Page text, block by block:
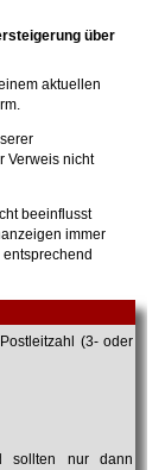
über
aktuellen
Verweis nicht
beeinflusst
immer
(3- oder
sollten nur dann